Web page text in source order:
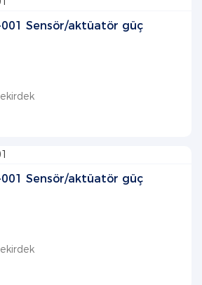
001 Sensör/aktüatör güç
001 Sensör/aktüatör güç